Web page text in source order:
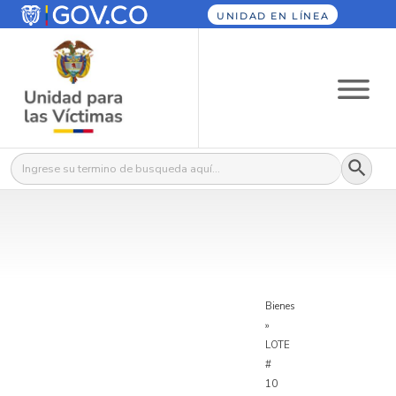
UNIDAD EN LÍNEA
Buscar: Botón
Bienes
»
LOTE
#
10